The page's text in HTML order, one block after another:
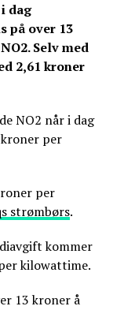
dag
på over 13
Selv med
2,61 kroner
NO2 når i dag
per
per
strømbørs.
kommer
kilowattime.
13 kroner å